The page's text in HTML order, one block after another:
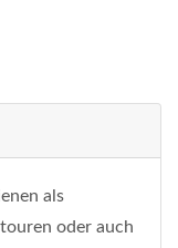
als
oder auch